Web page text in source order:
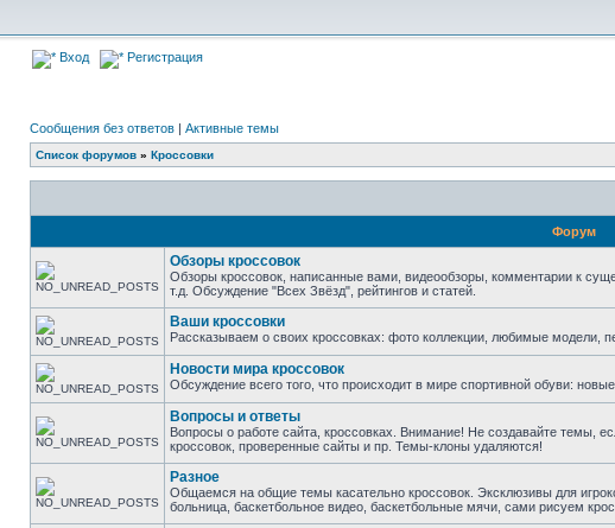
Вход Регистрация
Сообщения без ответов | Активные темы
Список форумов » Кроссовки
Форум
Обзоры кроссовок
Обзоры кроссовок, написанные вами, видеообзоры, комментарии к
т.д. Обсуждение "Всех Звёзд", рейтингов и статей.
Ваши кроссовки
Рассказываем о своих кроссовках: фото коллекции, любимые модели,
Новости мира кроссовок
Обсуждение всего того, что происходит в мире спортивной обуви:
Вопросы и ответы
Вопросы о работе сайта, кроссовках. Внимание! Не создавайте темы,
кроссовок, проверенные сайты и пр. Темы-клоны удаляются!
Разное
Общаемся на общие темы касательно кроссовок. Эксклюзивы для
больница, баскетбольное видео, баскетбольные мячи, сами рисуем